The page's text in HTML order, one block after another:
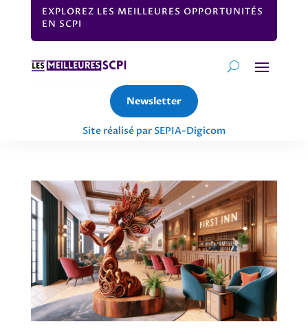
EXPLOREZ LES MEILLEURES OPPORTUNITÉS
EN SCPI
Newsletter
Site réalisé par SEPIA-Digicom